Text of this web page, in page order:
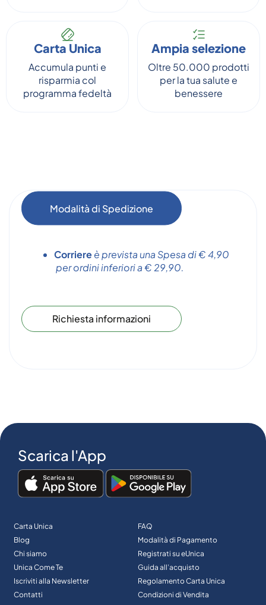
Carta Unica
Accumula punti e
risparmia col
programma fedeltà
Ampia selezione
Oltre 50.000 prodotti
per la tua salute e
benessere
Modalità di Spedizione
Corriereè prevista una Spesa di € 4,90
per ordini inferiori a € 29,90.
Richiesta informazioni
Scarica l'App
Carta Unica
Blog
Chi siamo
Unica Come Te
Iscriviti alla Newsletter
Contatti
FAQ
Modalità di Pagamento
Registrati su eUnica
Guida all’acquisto
Regolamento Carta Unica
Condizioni di Vendita